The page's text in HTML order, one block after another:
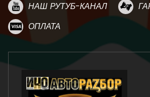
НАШ РУТУБ-КАНАЛ
ОПЛАТА